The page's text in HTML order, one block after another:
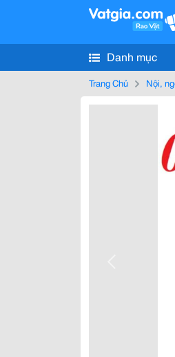
Danh mục
Trang Chủ Nội,